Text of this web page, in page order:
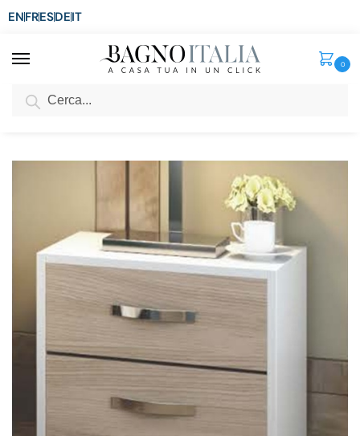
ENFRESDEIT
0
SCONTO del 3%